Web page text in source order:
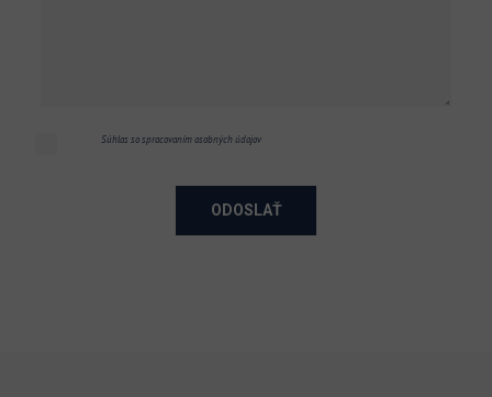
Súhlas so spracovaním osobných údajov
ODOSLAŤ